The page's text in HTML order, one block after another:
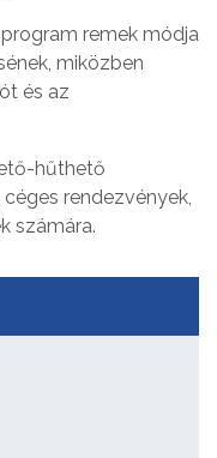
program remek módja
miközben
és az
hűthető
rendezvények,
számára.